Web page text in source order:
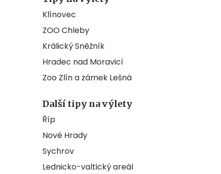
Klínovec
ZOO Chleby
Králický Sněžník
Hradec nad Moravicí
Zoo Zlín a zámek Lešná
Další tipy na výlety
Říp
Nové Hrady
Sychrov
Lednicko-valtický areál